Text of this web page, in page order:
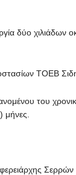
δύο χιλιάδων
ΤΟΕΒ
του
μήνες.
Σερρών